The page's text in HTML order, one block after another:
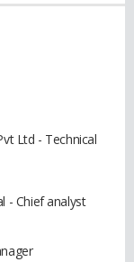
Ltd - Technical
- Chief analyst